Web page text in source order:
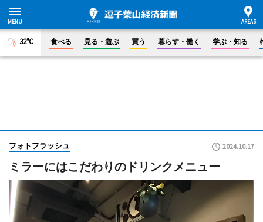
32°C 食べる 見る・遊ぶ 買う 暮らす・働く 学ぶ・知る
フォトフラッシュ 2024.10.17
ミラーにはこだわりのドリンクメニュー